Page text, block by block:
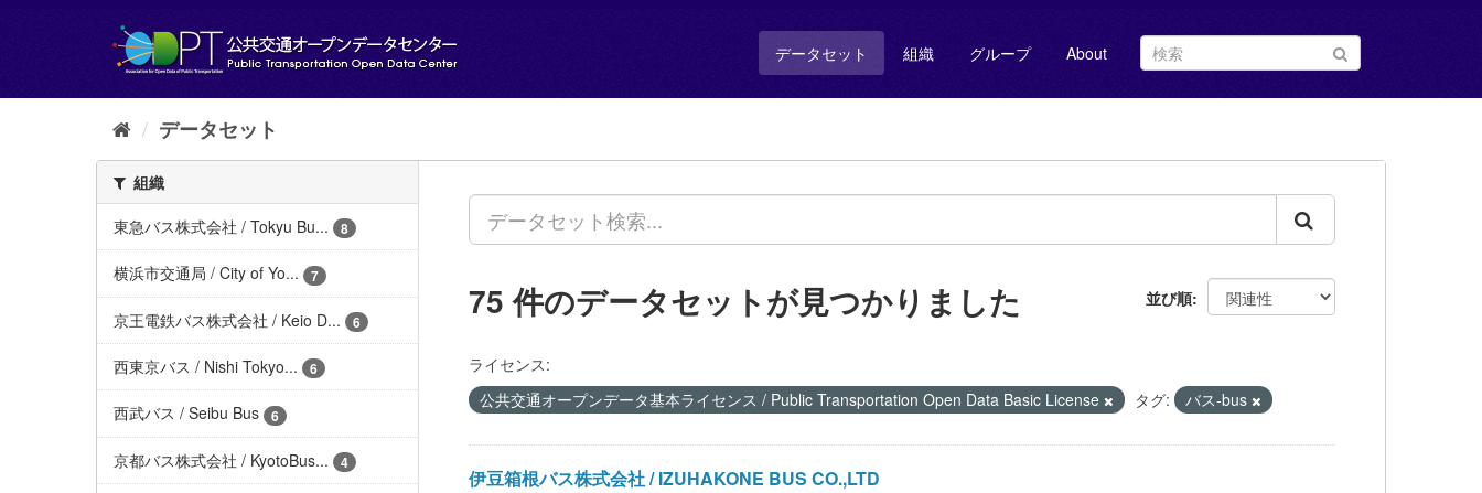
し
データセット 組織 グループ About
データセット
組織
東急バス株式会社 / Tokyu Bu...
8
横浜市交通局 / City of Yo... 7
京王電鉄バス株式会社 / Keio D... 6
西東京バス / Nishi Tokyo... 6
西武バス / Seibu Bus 6
京都バス株式会社 / KyotoBus... 4
並び順
75 件のデータセットが見つかりました
ライセンス:
公共交通オープンデータ基本ライセンス / Public Transportation Open Data Basic License
タグ: バス-bus
伊豆箱根バス株式会社 / IZUHAKONE BUS CO.,LTD